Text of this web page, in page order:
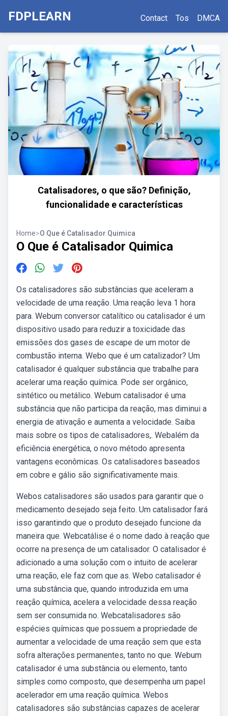
FDPLEARN Contact Tos DMCA
Catalisadores, o que são? Definição,
funcionalidade e características
Home>O Que é Catalisador Quimica
O Que é Catalisador Quimica
Os catalisadores são substâncias que aceleram a
velocidade de uma reação. Uma reação leva 1 hora
para. Webum conversor catalítico ou catalisador é um
dispositivo usado para reduzir a toxicidade das
emissões dos gases de escape de um motor de
combustão interna. Webo que é um catalizador? Um
catalisador é qualquer substância que trabalhe para
acelerar uma reação química. Pode ser orgânico,
sintético ou metálico. Webum catalisador é uma
substância que não participa da reação, mas diminui a
energia de ativação e aumenta a velocidade. Saiba
mais sobre os tipos de catalisadores,. Webalém da
eficiência energética, o novo método apresenta
vantagens econômicas. Os catalisadores baseados
em cobre e gálio são significativamente mais.
Webos catalisadores são usados para garantir que o
medicamento desejado seja feito. Um catalisador fará
isso garantindo que o produto desejado funcione da
maneira que. Webcatálise é o nome dado à reação que
ocorre na presença de um catalisador. O catalisador é
adicionado a uma solução com o intuito de acelerar
uma reação, ele faz com que as. Webo catalisador é
uma substância que, quando introduzida em uma
reação química, acelera a velocidade dessa reação
sem ser consumida no. Webcatalisadores são
espécies químicas que possuem a propriedade de
aumentar a velocidade de uma reação sem que esta
sofra alterações permanentes, tanto no que. Webum
catalisador é uma substância ou elemento, tanto
simples como composto, que desempenha um papel
acelerador em uma reação química. Webos
catalisadores são substâncias capazes de acelerar